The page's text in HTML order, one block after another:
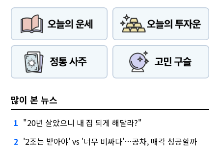
많이 본 뉴스
1 "20년 살았으니 내 집 되게 해달라?"
2 '2조는 받아야' vs '너무 비싸다'…공차, 매각 성공할까